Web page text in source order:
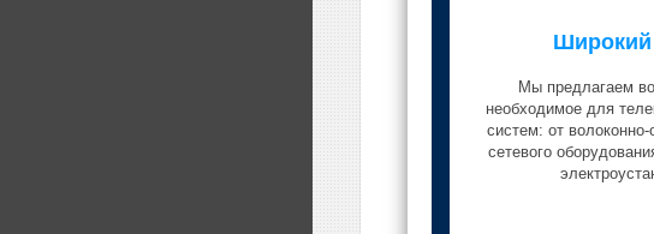
Широкий
Мы предлагаем
необходимое для
систем: от волоконно-
сетевого